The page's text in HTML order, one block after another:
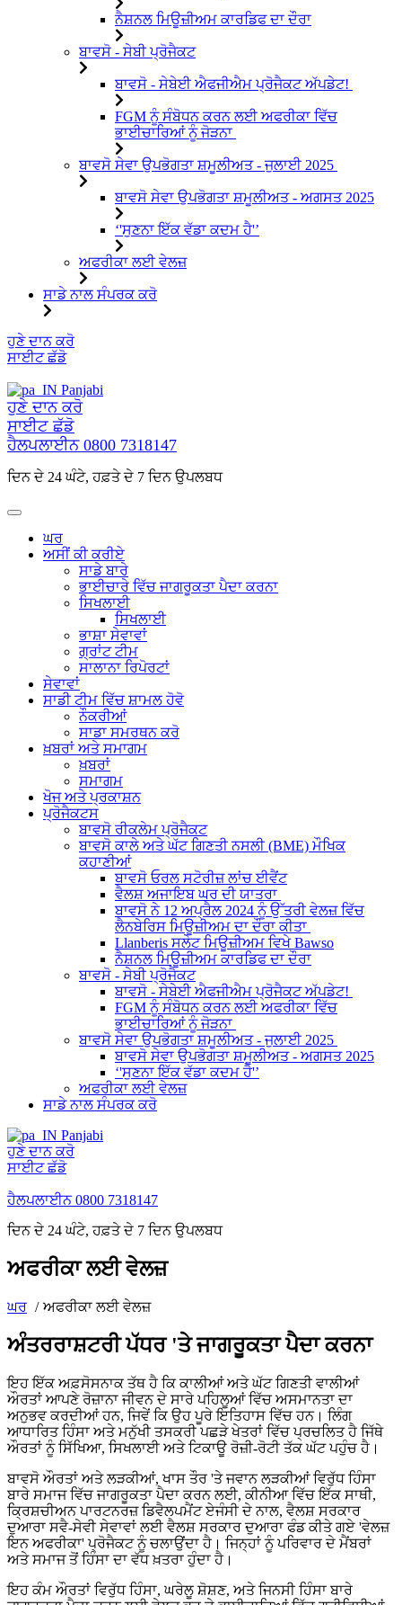
ਨੈਸ਼ਨਲ ਮਿਊਜ਼ੀਅਮ ਕਾਰਡਿਫ ਦਾ ਦੌਰਾ
ਬਾਵਸੋ - ਸੇਬੀ ਪ੍ਰੋਜੈਕਟ
ਬਾਵਸੋ - ਸੇਬੇਈ ਐਫਜੀਐਮ ਪ੍ਰੋਜੈਕਟ ਅੱਪਡੇਟ!
FGM ਨੂੰ ਸੰਬੋਧਨ ਕਰਨ ਲਈ ਅਫਰੀਕਾ ਵਿੱਚ
ਭਾਈਚਾਰਿਆਂ ਨੂੰ ਜੋੜਨਾ
ਬਾਵਸੋ ਸੇਵਾ ਉਪਭੋਗਤਾ ਸ਼ਮੂਲੀਅਤ - ਜੁਲਾਈ 2025
ਬਾਵਸੋ ਸੇਵਾ ਉਪਭੋਗਤਾ ਸ਼ਮੂਲੀਅਤ - ਅਗਸਤ 2025
‘'ਸੁਣਨਾ ਇੱਕ ਵੱਡਾ ਕਦਮ ਹੈ'’
ਅਫਰੀਕਾ ਲਈ ਵੇਲਜ਼
ਸਾਡੇ ਨਾਲ ਸੰਪਰਕ ਕਰੋ
ਸਮੱਗਰੀ
'ਤੇ
ਹੁਣੇ ਦਾਨ ਕਰੋ
ਸਾਈਟ ਛੱਡੋ
Panjabi
ਹੁਣੇ ਦਾਨ ਕਰੋ
ਸਾਈਟ ਛੱਡੋ
ਹੈਲਪਲਾਈਨ 0800 7318147
ਦਿਨ ਦੇ 24 ਘੰਟੇ, ਹਫ਼ਤੇ ਦੇ 7 ਦਿਨ ਉਪਲਬਧ
ਘਰ
ਅਸੀਂ ਕੀ ਕਰੀਏ
ਸਾਡੇ ਬਾਰੇ
ਭਾਈਚਾਰੇ ਵਿੱਚ ਜਾਗਰੂਕਤਾ ਪੈਦਾ ਕਰਨਾ
ਸਿਖਲਾਈ
ਸਿਖਲਾਈ
ਭਾਸ਼ਾ ਸੇਵਾਵਾਂ
ਗ੍ਰਾਂਟ ਟੀਮ
ਸਾਲਾਨਾ ਰਿਪੋਰਟਾਂ
ਸੇਵਾਵਾਂ
ਸਾਡੀ ਟੀਮ ਵਿੱਚ ਸ਼ਾਮਲ ਹੋਵੋ
ਨੌਕਰੀਆਂ
ਸਾਡਾ ਸਮਰਥਨ ਕਰੋ
ਖ਼ਬਰਾਂ ਅਤੇ ਸਮਾਗਮ
ਖ਼ਬਰਾਂ
ਸਮਾਗਮ
ਖੋਜ ਅਤੇ ਪ੍ਰਕਾਸ਼ਨ
ਪ੍ਰੋਜੈਕਟਸ
ਬਾਵਸੋ ਰੀਕਲੇਮ ਪ੍ਰੋਜੈਕਟ
ਬਾਵਸੋ ਕਾਲੇ ਅਤੇ ਘੱਟ ਗਿਣਤੀ ਨਸਲੀ (BME) ਮੌਖਿਕ
ਕਹਾਣੀਆਂ
ਬਾਵਸੋ ਓਰਲ ਸਟੋਰੀਜ਼ ਲਾਂਚ ਈਵੈਂਟ
ਵੈਲਸ਼ ਅਜਾਇਬ ਘਰ ਦੀ ਯਾਤਰਾ
ਬਾਵਸੋ ਨੇ 12 ਅਪ੍ਰੈਲ 2024 ਨੂੰ ਉੱਤਰੀ ਵੇਲਜ਼ ਵਿੱਚ
ਲੈਨਬੇਰਿਸ ਮਿਊਜ਼ੀਅਮ ਦਾ ਦੌਰਾ ਕੀਤਾ
Llanberis ਸਲੇਟ ਮਿਊਜ਼ੀਅਮ ਵਿਖੇ Bawso
ਨੈਸ਼ਨਲ ਮਿਊਜ਼ੀਅਮ ਕਾਰਡਿਫ ਦਾ ਦੌਰਾ
ਬਾਵਸੋ - ਸੇਬੀ ਪ੍ਰੋਜੈਕਟ
ਬਾਵਸੋ - ਸੇਬੇਈ ਐਫਜੀਐਮ ਪ੍ਰੋਜੈਕਟ ਅੱਪਡੇਟ!
FGM ਨੂੰ ਸੰਬੋਧਨ ਕਰਨ ਲਈ ਅਫਰੀਕਾ ਵਿੱਚ
ਭਾਈਚਾਰਿਆਂ ਨੂੰ ਜੋੜਨਾ
ਬਾਵਸੋ ਸੇਵਾ ਉਪਭੋਗਤਾ ਸ਼ਮੂਲੀਅਤ - ਜੁਲਾਈ 2025
ਬਾਵਸੋ ਸੇਵਾ ਉਪਭੋਗਤਾ ਸ਼ਮੂਲੀਅਤ - ਅਗਸਤ 2025
‘'ਸੁਣਨਾ ਇੱਕ ਵੱਡਾ ਕਦਮ ਹੈ'’
ਅਫਰੀਕਾ ਲਈ ਵੇਲਜ਼
ਸਾਡੇ ਨਾਲ ਸੰਪਰਕ ਕਰੋ
Panjabi
ਹੁਣੇ ਦਾਨ ਕਰੋ
ਸਾਈਟ ਛੱਡੋ
ਹੈਲਪਲਾਈਨ0800 7318147
ਦਿਨ ਦੇ 24 ਘੰਟੇ, ਹਫ਼ਤੇ ਦੇ 7 ਦਿਨ ਉਪਲਬਧ
ਅਫਰੀਕਾ ਲਈ ਵੇਲਜ਼
ਘਰ ਅਫਰੀਕਾ ਲਈ ਵੇਲਜ਼
ਅੰਤਰਰਾਸ਼ਟਰੀ ਪੱਧਰ 'ਤੇ ਜਾਗਰੂਕਤਾ ਪੈਦਾ ਕਰਨਾ
ਇਹ ਇੱਕ ਅਫ਼ਸੋਸਨਾਕ ਤੱਥ ਹੈ ਕਿ ਕਾਲੀਆਂ ਅਤੇ ਘੱਟ ਗਿਣਤੀ ਵਾਲੀਆਂ
ਔਰਤਾਂ ਆਪਣੇ ਰੋਜ਼ਾਨਾ ਜੀਵਨ ਦੇ ਸਾਰੇ ਪਹਿਲੂਆਂ ਵਿੱਚ ਅਸਮਾਨਤਾ ਦਾ
ਅਨੁਭਵ ਕਰਦੀਆਂ ਹਨ, ਜਿਵੇਂ ਕਿ ਉਹ ਪੂਰੇ ਇਤਿਹਾਸ ਵਿੱਚ ਹਨ। ਲਿੰਗ
ਆਧਾਰਿਤ ਹਿੰਸਾ ਅਤੇ ਮਨੁੱਖੀ ਤਸਕਰੀ ਪਛੜੇ ਖੇਤਰਾਂ ਵਿੱਚ ਪ੍ਰਚਲਿਤ ਹੈ ਜਿੱਥੇ
ਔਰਤਾਂ ਨੂੰ ਸਿੱਖਿਆ, ਸਿਖਲਾਈ ਅਤੇ ਟਿਕਾਊ ਰੋਜ਼ੀ-ਰੋਟੀ ਤੱਕ ਘੱਟ ਪਹੁੰਚ ਹੈ।
ਬਾਵਸੋ ਔਰਤਾਂ ਅਤੇ ਲੜਕੀਆਂ, ਖਾਸ ਤੌਰ 'ਤੇ ਜਵਾਨ ਲੜਕੀਆਂ ਵਿਰੁੱਧ ਹਿੰਸਾ
ਬਾਰੇ ਸਮਾਜ ਵਿੱਚ ਜਾਗਰੂਕਤਾ ਪੈਦਾ ਕਰਨ ਲਈ, ਕੀਨੀਆ ਵਿੱਚ ਇੱਕ ਸਾਥੀ,
ਕ੍ਰਿਸ਼ਚੀਅਨ ਪਾਰਟਨਰਜ਼ ਡਿਵੈਲਪਮੈਂਟ ਏਜੰਸੀ ਦੇ ਨਾਲ, ਵੈਲਸ਼ ਸਰਕਾਰ
ਦੁਆਰਾ ਸਵੈ-ਸੇਵੀ ਸੇਵਾਵਾਂ ਲਈ ਵੈਲਸ਼ ਸਰਕਾਰ ਦੁਆਰਾ ਫੰਡ ਕੀਤੇ ਗਏ 'ਵੇਲਜ਼
ਇਨ ਅਫਰੀਕਾ' ਪ੍ਰੋਜੈਕਟ ਨੂੰ ਚਲਾਉਂਦਾ ਹੈ। ਜਿਨ੍ਹਾਂ ਨੂੰ ਪਰਿਵਾਰ ਦੇ ਮੈਂਬਰਾਂ
ਅਤੇ ਸਮਾਜ ਤੋਂ ਹਿੰਸਾ ਦਾ ਵੱਧ ਖ਼ਤਰਾ ਹੁੰਦਾ ਹੈ।
ਇਹ ਕੰਮ ਔਰਤਾਂ ਵਿਰੁੱਧ ਹਿੰਸਾ, ਘਰੇਲੂ ਸ਼ੋਸ਼ਣ, ਅਤੇ ਜਿਨਸੀ ਹਿੰਸਾ ਬਾਰੇ